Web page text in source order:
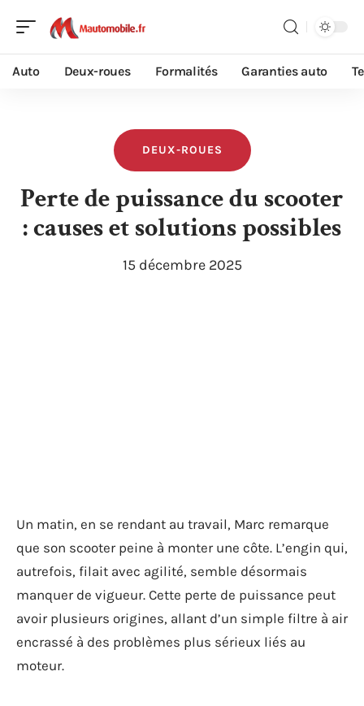
Auto Deux-roues Formalités Garanties auto
DEUX-ROUES
Perte de puissance du scooter
: causes et solutions possibles
15 décembre 2025
Un matin, en se rendant au travail, Marc remarque
que son scooter peine à monter une côte. L’engin qui,
autrefois, filait avec agilité, semble désormais
manquer de vigueur. Cette perte de puissance peut
avoir plusieurs origines, allant d’un simple filtre à air
encrassé à des problèmes plus sérieux liés au
moteur.